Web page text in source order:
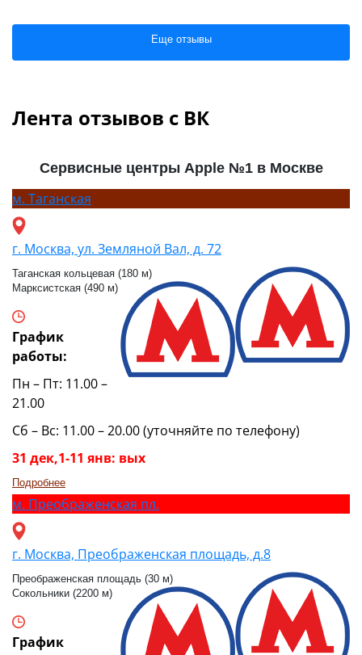
Еще отзывы
Лента отзывов с ВК
Сервисные центры Apple №1 в Москве
м. Таганская
г. Москва, ул. Земляной Вал, д. 72
Таганская кольцевая (180 м)
Марксистская (490 м)
График
работы:
Пн – Пт: 11.00 –
21.00
Сб – Вс: 11.00 – 20.00 (уточняйте по телефону)
31 дек,1-11 янв: вых
Подробнее
м. Преображенская пл.
г. Москва, Преображенская площадь, д.8
Преображенская площадь (30 м)
Сокольники (2200 м)
График